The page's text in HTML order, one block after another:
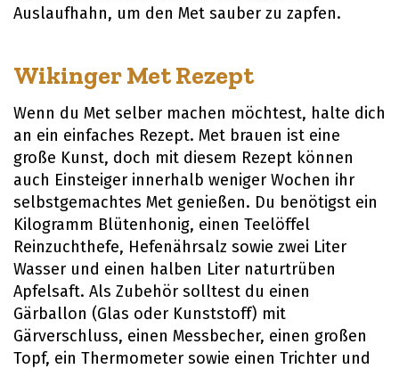
Auslaufhahn, um den Met sauber zu zapfen.
Wikinger Met Rezept
Wenn du Met selber machen möchtest, halte dich
an ein einfaches Rezept. Met brauen ist eine
große Kunst, doch mit diesem Rezept können
auch Einsteiger innerhalb weniger Wochen ihr
selbstgemachtes Met genießen. Du benötigst ein
Kilogramm Blütenhonig, einen Teelöffel
Reinzuchthefe, Hefenährsalz sowie zwei Liter
Wasser und einen halben Liter naturtrüben
Apfelsaft. Als Zubehör solltest du einen
Gärballon (Glas oder Kunststoff) mit
Gärverschluss, einen Messbecher, einen großen
Topf, ein Thermometer sowie einen Trichter und